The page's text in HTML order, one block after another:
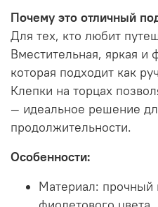
Почему это отличный
Для тех, кто любит
Вместительная, яркая и
которая подходит как
Клепки на торцах
— идеальное решение
продолжительности.
Особенности:
Материал: прочный